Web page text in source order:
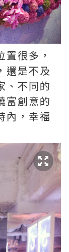
很多，
還是不及
、不同的
富創意的
內，幸福